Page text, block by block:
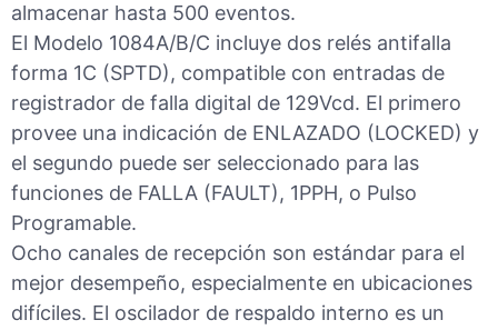
almacenar hasta 500 eventos.
El Modelo 1084A/B/C incluye dos relés antifalla
forma 1C (SPTD), compatible con entradas de
registrador de falla digital de 129Vcd. El primero
provee una indicación de ENLAZADO (LOCKED) y
el segundo puede ser seleccionado para las
funciones de FALLA (FAULT), 1PPH, o Pulso
Programable.
Ocho canales de recepción son estándar para el
mejor desempeño, especialmente en ubicaciones
difíciles. El oscilador de respaldo interno es un